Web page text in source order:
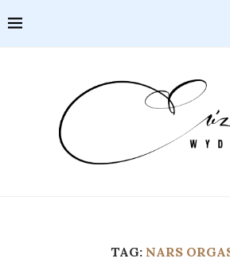
TAG: NARS